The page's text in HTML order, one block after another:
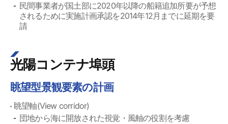
民間事業者が国土部に2020年以降の船籍追加所要が予想
されるために実施計画承認を2014年12月までに延期を要
請
光陽コンテナ埠頭
眺望型景観要素の計画
眺望軸(View corridor)
団地から海に開放された視覚・風軸の役割を考慮